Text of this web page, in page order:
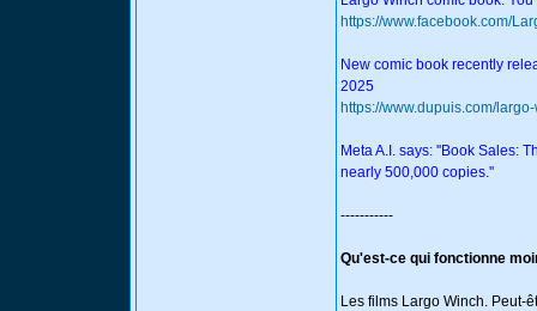
https://www.facebook.com/
New comic book recently
2025
https://www.dupuis.com/
Meta A.I. says: ''Book Sales:
nearly 500,000 copies.''
-----------
Qu'est-ce qui fonctionne
Les films Largo Winch. Peut-